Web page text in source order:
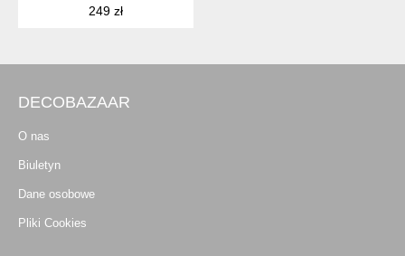
249 zł
DECOBAZAAR
O nas
Biuletyn
Dane osobowe
Pliki Cookies